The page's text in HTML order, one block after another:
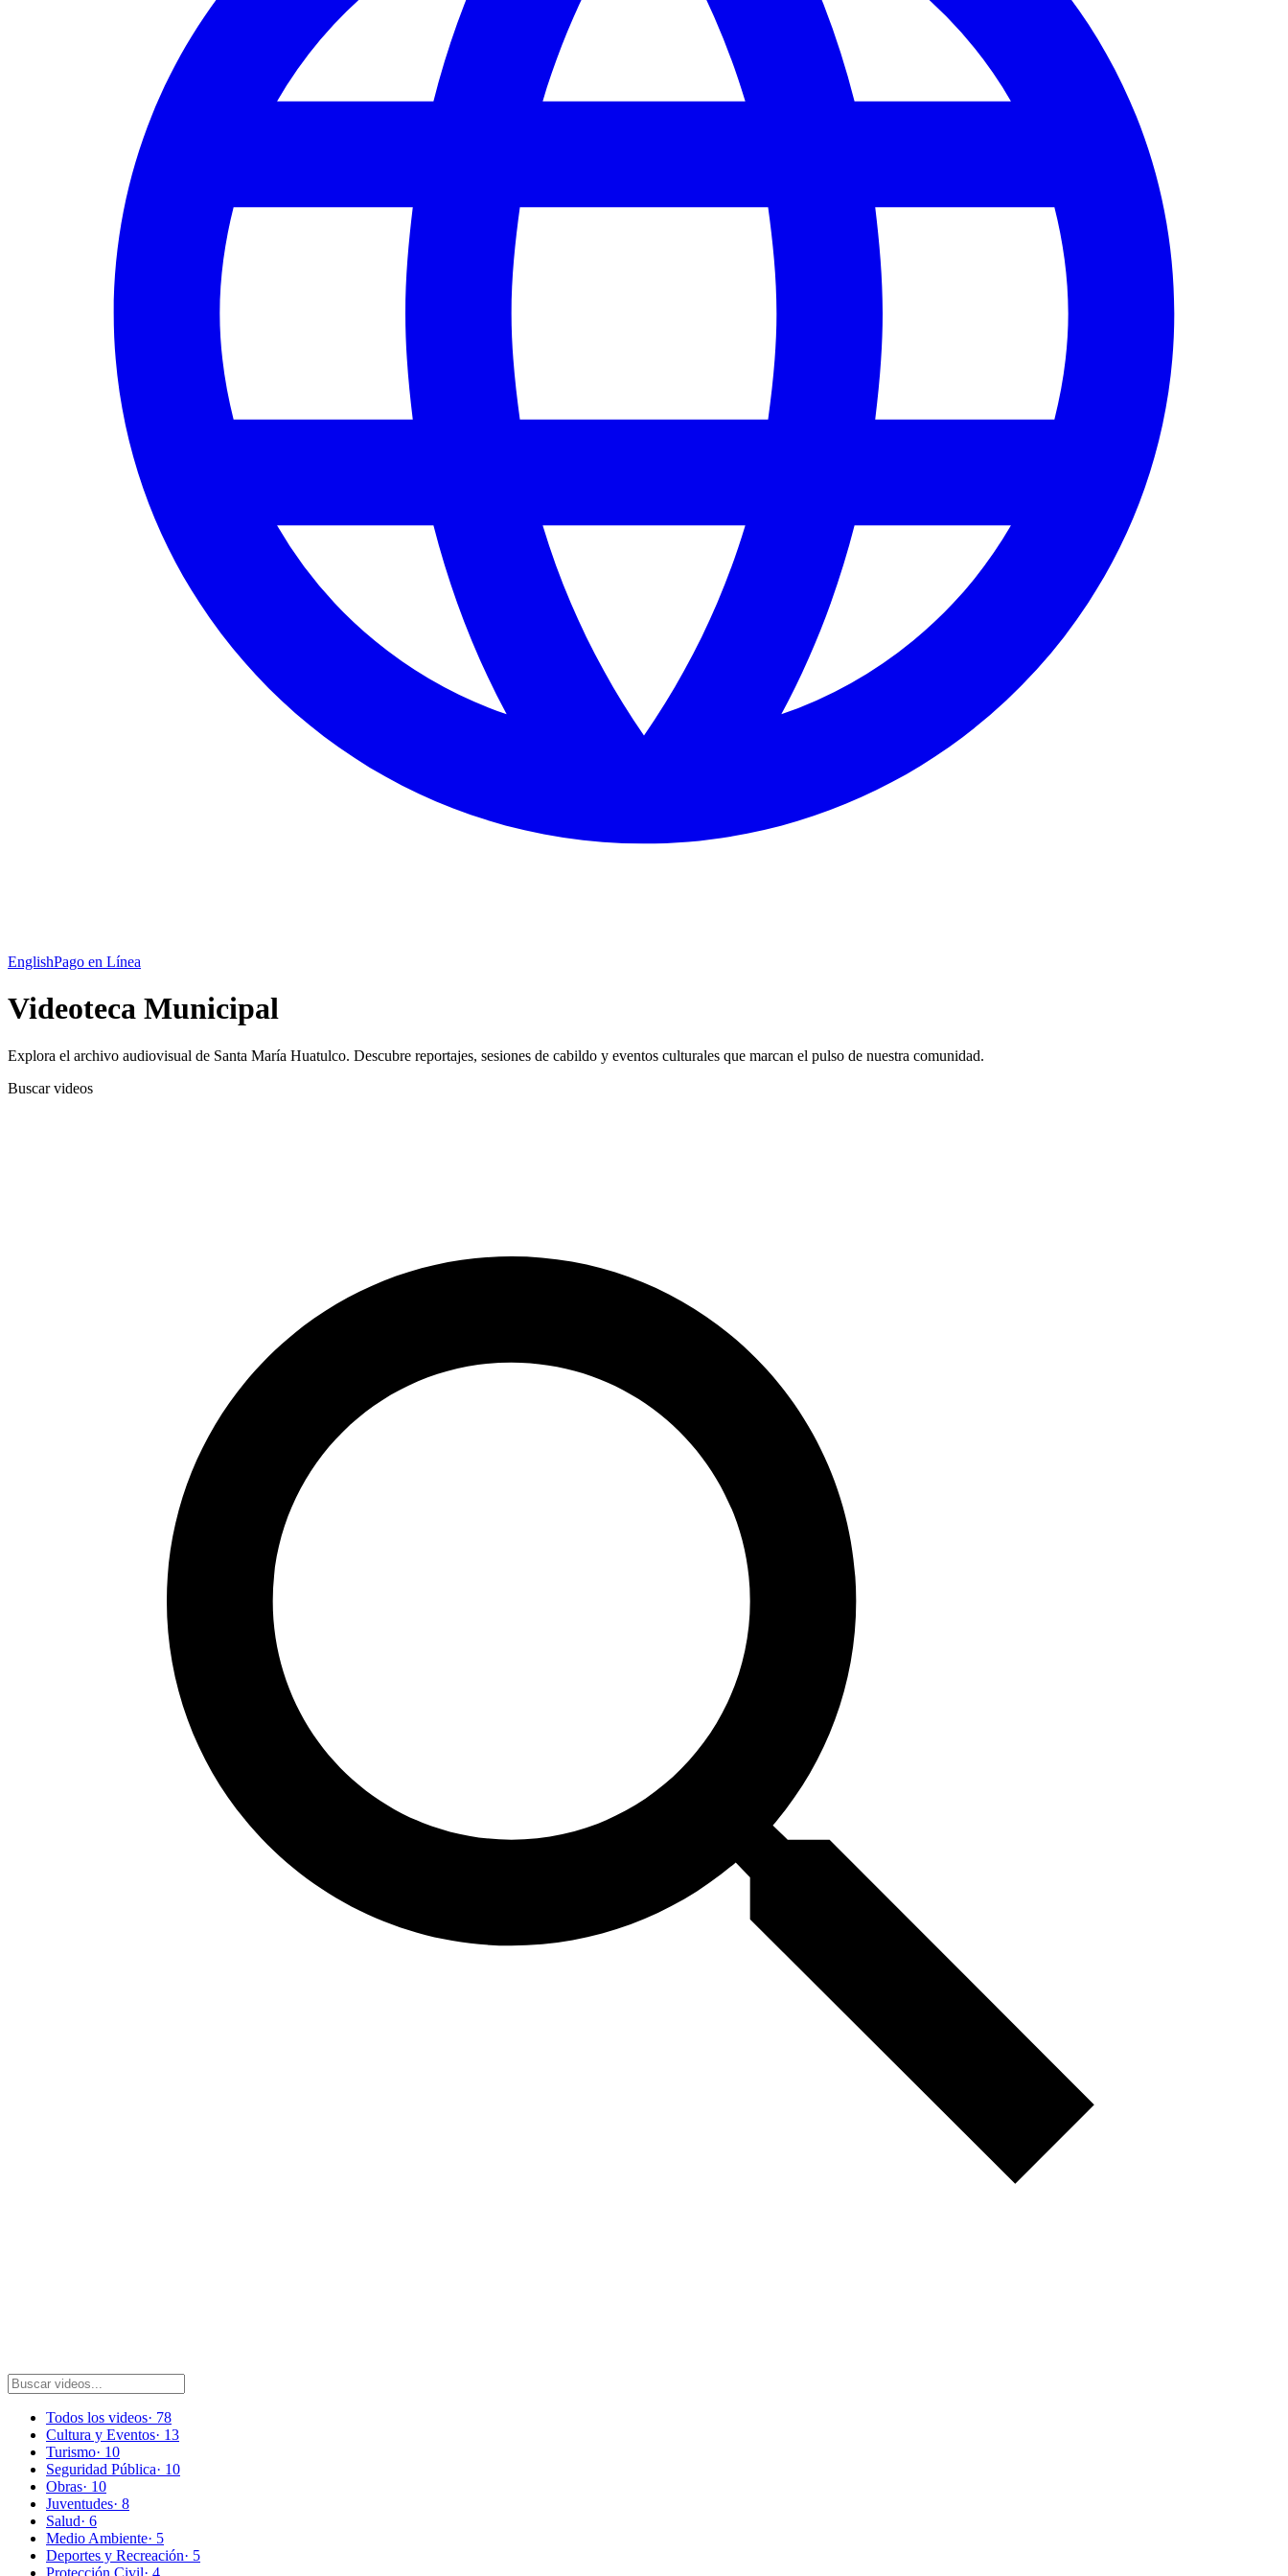
EnglishPago en Línea
Videoteca Municipal
Explora el archivo audiovisual de Santa María Huatulco. Descubre reportajes, sesiones de cabildo y eventos culturales que marcan el pulso de nuestra comunidad.
Buscar videos
Todos los videos· 78
Cultura y Eventos· 13
Turismo· 10
Seguridad Pública· 10
Obras· 10
Juventudes· 8
Salud· 6
Medio Ambiente· 5
Deportes y Recreación· 5
Protección Civil· 4